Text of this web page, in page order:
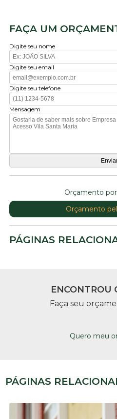
FAÇA UM
Digite seu nome
Digite seu email
Digite seu telefone
Mensagem
Orçamento
Orçamento
PÁGINAS
ENCONTROU
Faça seu
Quero meu
PÁGINAS